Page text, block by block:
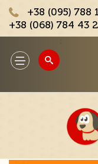
+38 (095) 788
+38 (068) 784 43
Toggle
navigation